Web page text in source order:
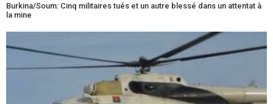
Burkina/Soum: Cinq militaires tués et un autre blessé dans un attentat à
la mine